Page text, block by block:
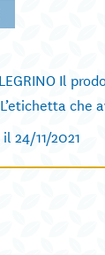
Il
24/11/2021